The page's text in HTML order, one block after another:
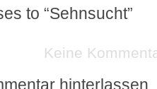
to “Sehnsucht”
Keine
hinterlassen